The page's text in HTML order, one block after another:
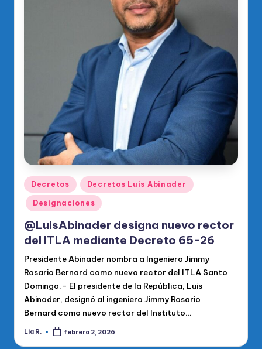
Publicado
en
Decretos Decretos Luis Abinader
Designaciones
@LuisAbinader designa nuevo rector
del ITLA mediante Decreto 65-26
Presidente Abinader nombra a Ingeniero Jimmy
Rosario Bernard como nuevo rector del ITLA Santo
Domingo.– El presidente de la República, Luis
Abinader, designó al ingeniero Jimmy Rosario
Bernard como nuevo rector del Instituto…
Publicado
Lia R. febrero 2, 2026